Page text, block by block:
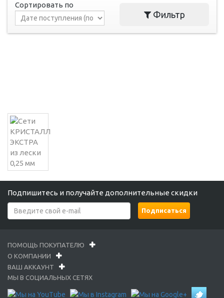
Сортировать по
Фильтр
Подпишитесь и получайте дополнительные скидки
ПОМОЩЬ ПОКУПАТЕЛЮ
О КОМПАНИИ
ВАШ АККАУНТ
МЫ В СОЦИАЛЬНЫХ СЕТЯХ